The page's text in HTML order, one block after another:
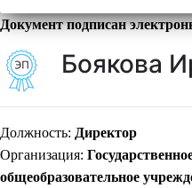
Документ подписан
Боякова
Должность: Директор
Организация:
общеобразовательное